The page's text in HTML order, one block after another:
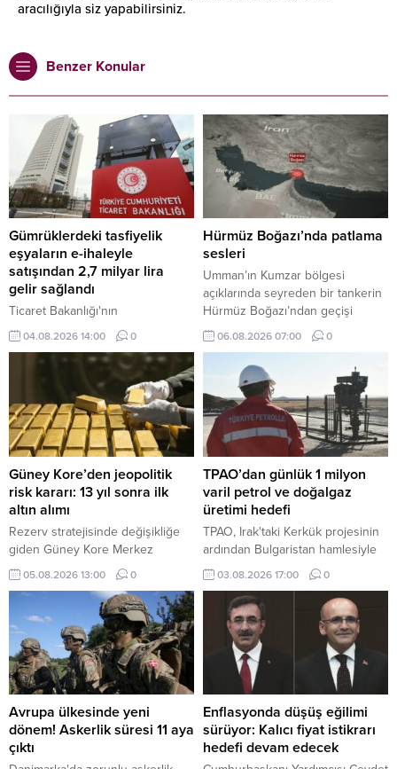
aracılığıyla siz yapabilirsiniz.
Benzer Konular
Gümrüklerdeki tasfiyelik
eşyaların e-ihaleyle
satışından 2,7 milyar lira
gelir sağlandı
Ticaret Bakanlığı'nın
gümrüklerdeki tasfiyelik araç ve
eşyaların ülke ekonomisine
kazandırılması amacıyla
uygulamaya aldığı e-İhale Sistemi
ile bu yılın ilk 6 ayında 2,7 milyar
lira gelir sağlandı.
04.08.2026 14:00 0
Hürmüz Boğazı’nda patlama
sesleri
Umman’ın Kumzar bölgesi
açıklarında seyreden bir tankerin
Hürmüz Boğazı’ndan geçişi
sırasında gemi yakınında iki
patlama sesi duyulduğu bildirildi.
06.08.2026 07:00 0
Güney Kore’den jeopolitik
risk kararı: 13 yıl sonra ilk
altın alımı
Rezerv stratejisinde değişikliğe
giden Güney Kore Merkez
Bankası, 13 yıl aradan sonra altın
piyasasına dönüyor. Merkez
bankası, altın rezervlerini
muhafaza ettiği fiziki depolama
noktalarını da çeşitlendirmeyi
hedefliyor.
05.08.2026 13:00 0
TPAO’dan günlük 1 milyon
varil petrol ve doğalgaz
üretimi hedefi
TPAO, Irak'taki Kerkük projesinin
ardından Bulgaristan hamlesiyle
uluslararası faaliyet alanını kara
üretiminden deniz arama
projelerine genişleterek
sektördeki etkinliğini artırma
yolunda önemli adımlar atıyor.
03.08.2026 17:00 0
Avrupa ülkesinde yeni
dönem! Askerlik süresi 11 aya
çıktı
Enflasyonda düşüş eğilimi
sürüyor: Kalıcı fiyat istikrarı
hedefi devam edecek